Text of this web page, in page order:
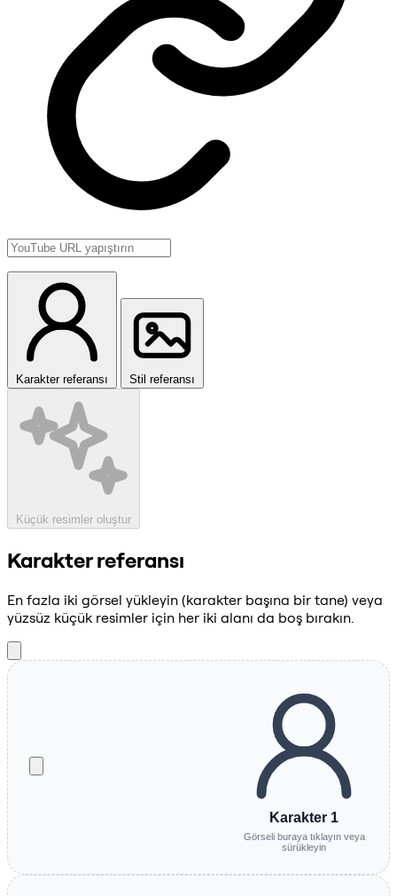
Karakter referansı Stil referansı
Küçük resimler oluştur
Karakter referansı
En fazla iki görsel yükleyin (karakter başına bir tane) veya
yüzsüz küçük resimler için her iki alanı da boş bırakın.
Karakter 1
Görseli buraya tıklayın veya
sürükleyin